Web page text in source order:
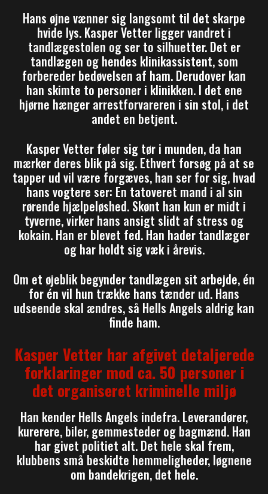
Hans øjne vænner sig langsomt til det skarpe
hvide lys. Kasper Vetter ligger vandret i
tandlægestolen og ser to silhuetter. Det er
tandlægen og hendes klinikassistent, som
forbereder bedøvelsen af ham. Derudover kan
han skimte to personer i klinikken. I det ene
hjørne hænger arrestforvareren i sin stol, i det
andet en betjent.
Kasper Vetter føler sig tør i munden, da han
mærker deres blik på sig. Ethvert forsøg på at se
tapper ud vil være forgæves, han ser for sig, hvad
hans vogtere ser: En tatoveret mand i al sin
rørende hjælpeløshed. Skønt han kun er midt i
tyverne, virker hans ansigt slidt af stress og
kokain. Han er blevet fed. Han hader tandlæger
og har holdt sig væk i årevis.
Om et øjeblik begynder tandlægen sit arbejde, én
for én vil hun trække hans tænder ud. Hans
udseende skal ændres, så Hells Angels aldrig kan
finde ham.
Kasper Vetter har afgivet detaljerede
forklaringer mod ca. 50 personer i
det organiseret kriminelle miljø
Han kender Hells Angels indefra. Leverandører,
kurerere, biler, gemmesteder og bagmænd. Han
har givet politiet alt. Det hele skal frem,
klubbens små beskidte hemmeligheder, løgnene
om bandekrigen, det hele.